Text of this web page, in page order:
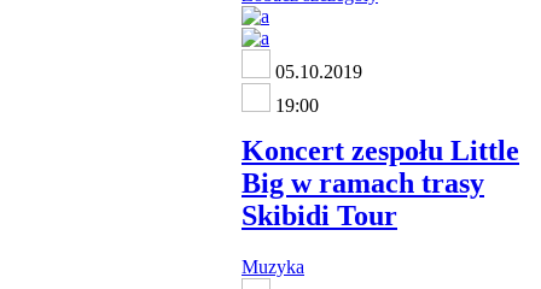
05.10.2019
19:00
Koncert zespołu Little
Big w ramach trasy
Skibidi Tour
Muzyka